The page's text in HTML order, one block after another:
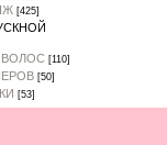
[425]
ВОЛОС [110]
[50]
[53]